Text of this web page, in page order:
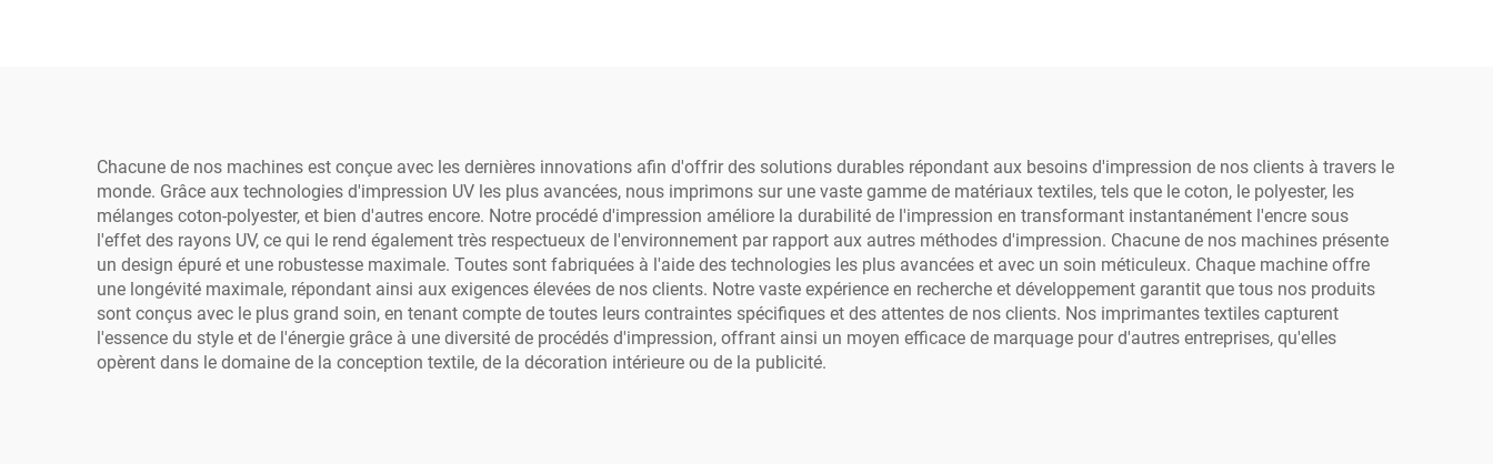
une seule passe
Chacune de nos machines est conçue avec les dernières innovations afin d'offrir des solutions durables répondant aux besoins d'impression de nos clients à travers le
monde. Grâce aux technologies d'impression UV les plus avancées, nous imprimons sur une vaste gamme de matériaux textiles, tels que le coton, le polyester, les
mélanges coton-polyester, et bien d'autres encore. Notre procédé d'impression améliore la durabilité de l'impression en transformant instantanément l'encre sous
l'effet des rayons UV, ce qui le rend également très respectueux de l'environnement par rapport aux autres méthodes d'impression. Chacune de nos machines présente
un design épuré et une robustesse maximale. Toutes sont fabriquées à l'aide des technologies les plus avancées et avec un soin méticuleux. Chaque machine offre
une longévité maximale, répondant ainsi aux exigences élevées de nos clients. Notre vaste expérience en recherche et développement garantit que tous nos produits
sont conçus avec le plus grand soin, en tenant compte de toutes leurs contraintes spécifiques et des attentes de nos clients. Nos imprimantes textiles capturent
l'essence du style et de l'énergie grâce à une diversité de procédés d'impression, offrant ainsi un moyen efficace de marquage pour d'autres entreprises, qu'elles
opèrent dans le domaine de la conception textile, de la décoration intérieure ou de la publicité.